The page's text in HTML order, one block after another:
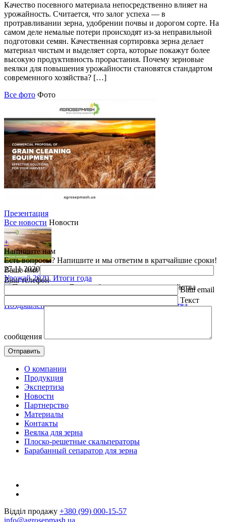
Качество посевного материала непосредственно влияет на
урожайность. Считается, что залог успеха — в
протравливании зерна, удобрении почвы и дорогом сорте. На
самом деле немалые потери происходят из-за неправильной
подготовки семян. Качественная сортировка зерна делает
материал чистым и выделяет сорта, которые покажут более
высокую продуктивность прорастания. Почему зерновые
веялки для повышения урожайности становятся стандартом
современного хозяйства? […]
Все фото Фото
Презентация
Все новости Новости
27.11.2020
Урожай 2020. Итоги года
15.11.2020
Поздравления с Днем работника сельского хозяйства
+
Напишите нам
Есть вопросы? Напишите и мы ответим в кратчайшие сроки!
Ваше имя
Ваш телефон
Ваш email
Текст
сообщения
О компании
Продукция
Экспертиза
Новости
Партнерство
Материалы
Контакты
Веялка для зерна
Плоско-решетные скальператоры
Барабанный сепаратор для зерна
Відділ продажу +380 (99) 000-15-57